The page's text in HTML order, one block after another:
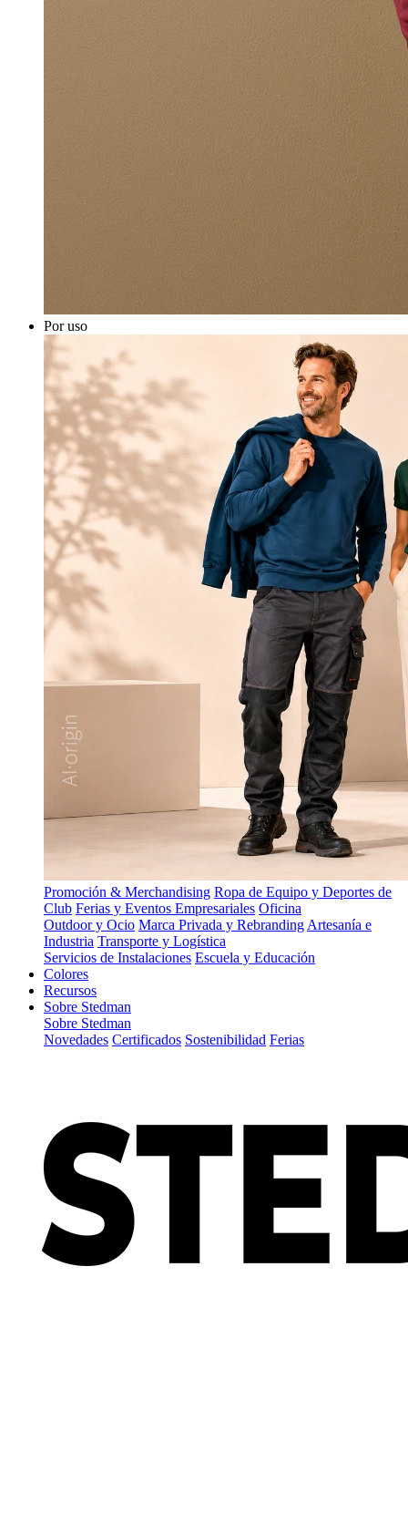
Por uso
Promoción & Merchandising Ropa de Equipo y Deportes de
Club Ferias y Eventos Empresariales Oficina
Outdoor y Ocio Marca Privada y Rebranding Artesanía e
Industria Transporte y Logística
Servicios de Instalaciones Escuela y Educación
Colores
Recursos
Sobre Stedman
Sobre Stedman
Novedades Certificados Sostenibilidad Ferias